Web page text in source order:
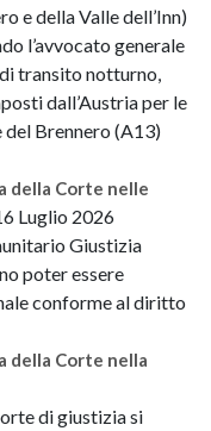
e della Valle dell’Inn)
l’avvocato generale
transito notturno,
dall’Austria per le
del Brennero (A13)
della Corte nelle
Luglio 2026
Giustizia
poter essere
conforme al diritto
della Corte nella
di giustizia si